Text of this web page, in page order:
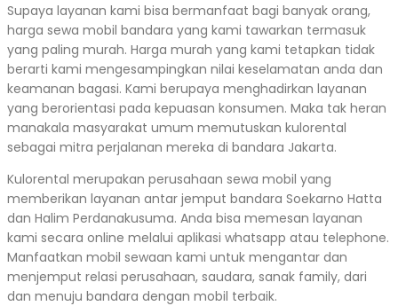
Supaya layanan kami bisa bermanfaat bagi banyak orang,
harga sewa mobil bandara yang kami tawarkan termasuk
yang paling murah. Harga murah yang kami tetapkan tidak
berarti kami mengesampingkan nilai keselamatan anda dan
keamanan bagasi. Kami berupaya menghadirkan layanan
yang berorientasi pada kepuasan konsumen. Maka tak heran
manakala masyarakat umum memutuskan kulorental
sebagai mitra perjalanan mereka di bandara Jakarta.
Kulorental merupakan perusahaan sewa mobil yang
memberikan layanan antar jemput bandara Soekarno Hatta
dan Halim Perdanakusuma. Anda bisa memesan layanan
kami secara online melalui aplikasi whatsapp atau telephone.
Manfaatkan mobil sewaan kami untuk mengantar dan
menjemput relasi perusahaan, saudara, sanak family, dari
dan menuju bandara dengan mobil terbaik.